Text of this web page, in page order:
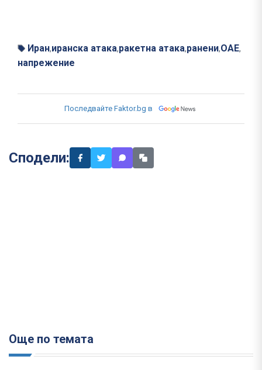
Иран,иранска атака,ракетна атака,ранени,ОАЕ,
напрежение
Последвайте Faktor.bg в
Сподели:
Още по темата